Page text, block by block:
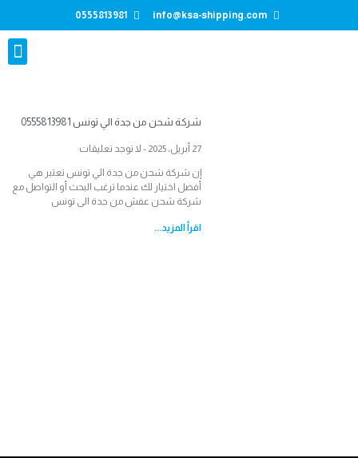
info@ksa-shipping.com
0555813981
شركة شحن من جدة الي تونس 0555813981
27 أبريل، 2025 لا توجد تعليقات
إن شركة شحن من جدة الي تونس تعتبر هي
أفضل اختيار لك عندما ترغب البحث أو التواصل مع
شركة شحن عفش من جدة الى تونس
اقرأ المزيد...